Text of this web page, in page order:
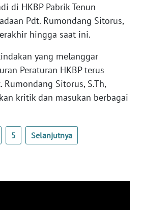
di HKBP Pabrik Tenun
Pdt. Rumondang Sitorus,
hingga saat ini.
yang melanggar
Peraturan HKBP terus
Sitorus, S.Th,
kritik dan masukan berbagai
5 Selanjutnya